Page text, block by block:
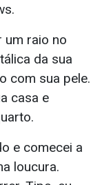
um raio no
da sua
com sua pele.
casa e
e comecei a
loucura.